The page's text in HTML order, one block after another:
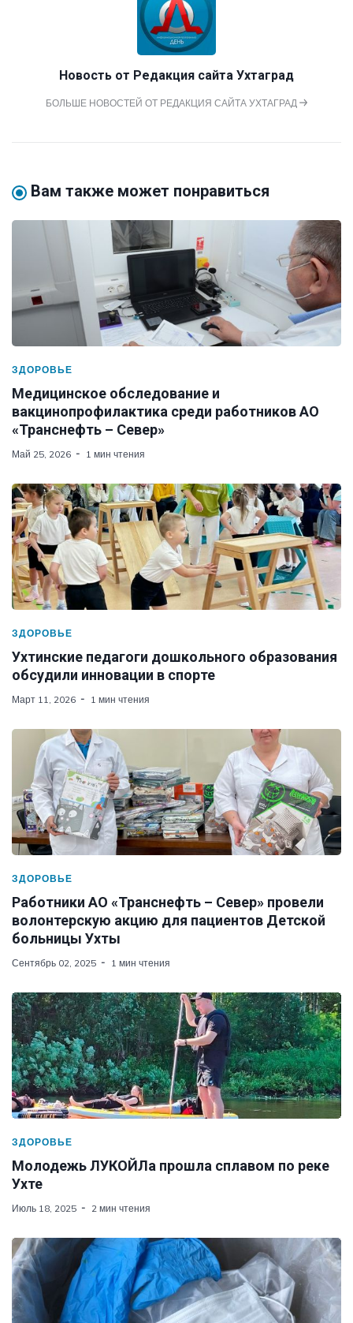
Новость от Редакция сайта Ухтаград
БОЛЬШЕ НОВОСТЕЙ ОТ РЕДАКЦИЯ САЙТА УХТАГРАД
Вам также может понравиться
ЗДОРОВЬЕ
Медицинское обследование и
вакцинопрофилактика среди работников АО
«Транснефть – Север»
Май 25, 2026 1 мин чтения
ЗДОРОВЬЕ
Ухтинские педагоги дошкольного образования
обсудили инновации в спорте
Март 11, 2026 1 мин чтения
ЗДОРОВЬЕ
Работники АО «Транснефть – Север» провели
волонтерскую акцию для пациентов Детской
больницы Ухты
Сентябрь 02, 2025 1 мин чтения
ЗДОРОВЬЕ
Молодежь ЛУКОЙЛа прошла сплавом по реке
Ухте
Июль 18, 2025 2 мин чтения